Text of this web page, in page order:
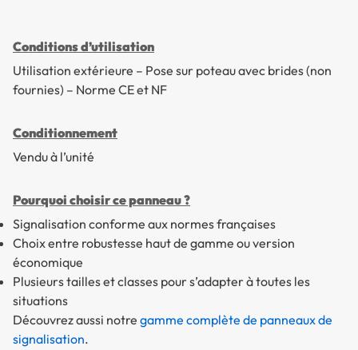
Conditions d’utilisation
Utilisation extérieure – Pose sur poteau avec brides (non
fournies) – Norme CE et NF
Conditionnement
Vendu à l’unité
Pourquoi choisir ce panneau ?
Signalisation conforme aux normes françaises
Choix entre robustesse haut de gamme ou version
économique
Plusieurs tailles et classes pour s’adapter à toutes les
situations
Découvrez aussi notre gamme complète de panneaux de
signalisation.